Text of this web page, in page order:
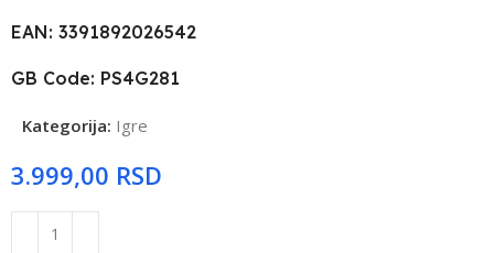
EAN: 3391892026542
GB Code: PS4G281
Kategorija: Igre
RSD